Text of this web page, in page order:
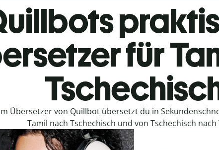
für
Übersetzer von Quillbot übersetzt du in
Tamil nach Tschechisch und von Tschechisch nach